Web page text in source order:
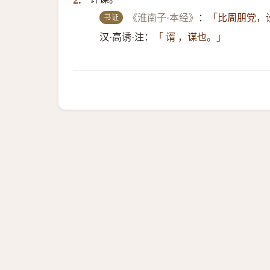
书证 《淮南子·本经》 ：
「比周朋党，
汉·高诱·注：
「 谞 ，谋也。」